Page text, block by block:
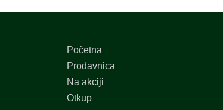
Početna
Prodavnica
Na akciji
Otkup